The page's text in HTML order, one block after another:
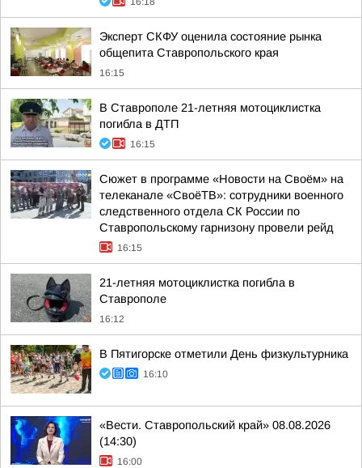
Эксперт СКФУ оценила состояние рынка
общепита Ставропольского края
16:15
В Ставрополе 21-летняя мотоциклистка
погибла в ДТП
16:15
Сюжет в программе «Новости на Своём» на
телеканале «СвоёТВ»: сотрудники военного
следственного отдела СК России по
Ставропольскому гарнизону провели рейд
16:15
21-летняя мотоциклистка погибла в
Ставрополе
16:12
В Пятигорске отметили День физкультурника
16:10
«Вести. Ставропольский край» 08.08.2026
(14:30)
16:00